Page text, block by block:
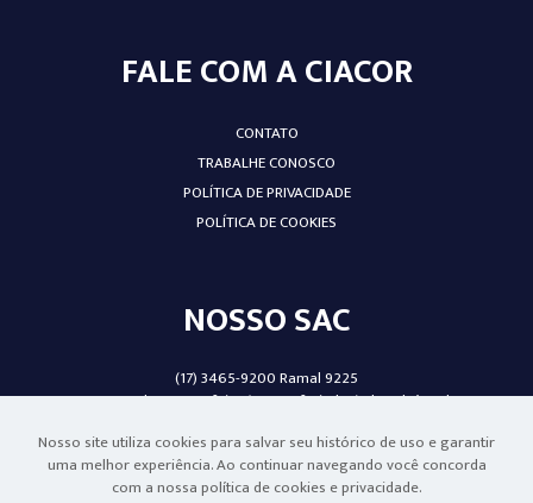
FALE COM A CIACOR
CONTATO
TRABALHE CONOSCO
POLÍTICA DE PRIVACIDADE
POLÍTICA DE COOKIES
NOSSO SAC
(17) 3465-9200 Ramal 9225
De segunda a sexta-feira (exceto feriados), das 8h às 17h.
Nosso site utiliza cookies para salvar seu histórico de uso e garantir
uma melhor experiência. Ao continuar navegando você concorda
com a nossa política de cookies e privacidade.